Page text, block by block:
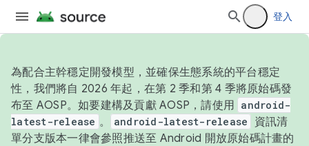
登入
為配合主幹穩定開發模型，並確保生態系統的平台穩定
性，我們將自 2026 年起，在第 2 季和第 4 季將原始碼發
布至 AOSP。如要建構及貢獻 AOSP，請使用 android-
latest-release 。 android-latest-release
資訊清
單分支版本一律會參照推送至 Android 開放原始碼計畫的